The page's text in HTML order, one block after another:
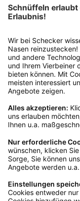
Nobby Pet Shop GmbH
Nobby XL
Ab10,99 €*